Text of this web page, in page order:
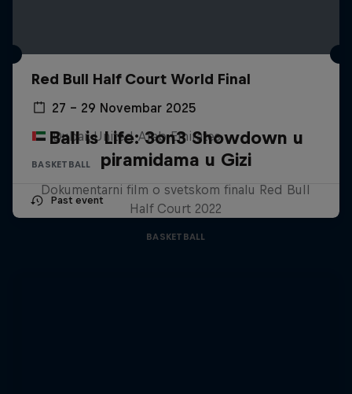
Red Bull Half Court World Final
27 – 29 Novembar 2025
Dubai, United Arab Emirates
BASKETBALL
Past event
Ball is Life: 3on3 Showdown u
piramidama u Gizi
Dokumentarni film o svetskom finalu Red Bull
Half Court 2022
BASKETBALL